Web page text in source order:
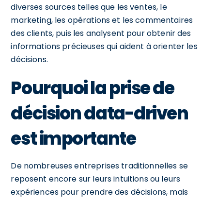
diverses sources telles que les ventes, le
marketing, les opérations et les commentaires
des clients, puis les analysent pour obtenir des
informations précieuses qui aident à orienter les
décisions.
Pourquoi la prise de
décision data-driven
est importante
De nombreuses entreprises traditionnelles se
reposent encore sur leurs intuitions ou leurs
expériences pour prendre des décisions, mais